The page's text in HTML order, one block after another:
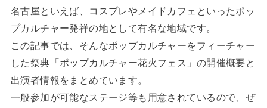
名古屋といえば、コスプレやメイドカフェといったポッ
プカルチャー発祥の地として有名な地域です。
この記事では、そんなポップカルチャーをフィーチャー
した祭典「ポップカルチャー花火フェス」の開催概要と
出演者情報をまとめています。
一般参加が可能なステージ等も用意されているので、ぜ